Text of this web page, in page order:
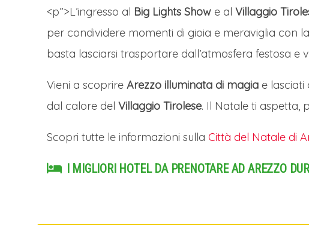
<p”>L’ingresso al Big Lights Show e al Villaggio
per condividere momenti di gioia e meraviglia con
basta lasciarsi trasportare dall’atmosfera festosa e
Vieni a scoprire Arezzo illuminata di magia e lasciati
dal calore del Villaggio Tirolese. Il Natale ti aspetta,
Scopri tutte le informazioni sulla Città del Natale di
I MIGLIORI HOTEL DA PRENOTARE AD AREZZO